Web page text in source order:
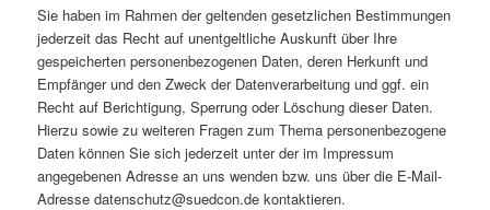
Sie haben im Rahmen der geltenden gesetzlichen Bestimmungen
jederzeit das Recht auf unentgeltliche Auskunft über Ihre
gespeicherten personenbezogenen Daten, deren Herkunft und
Empfänger und den Zweck der Datenverarbeitung und ggf. ein
Recht auf Berichtigung, Sperrung oder Löschung dieser Daten.
Hierzu sowie zu weiteren Fragen zum Thema personenbezogene
Daten können Sie sich jederzeit unter der im Impressum
angegebenen Adresse an uns wenden bzw. uns über die E-Mail-
Adresse datenschutz@suedcon.de kontaktieren.